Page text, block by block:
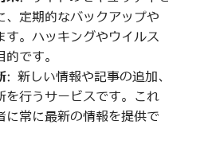
、定期的なバックアップや
す。ハッキングやウイルス
です。
: 新しい情報や記事の追加、
を行うサービスです。これ
に常に最新の情報を提供で